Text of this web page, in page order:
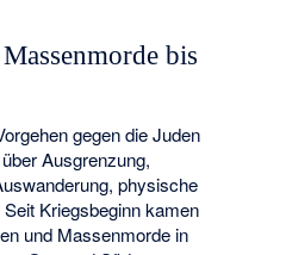
bis
gegen die Juden
Ausgrenzung,
physische
Kriegsbeginn kamen
und Massenmorde in